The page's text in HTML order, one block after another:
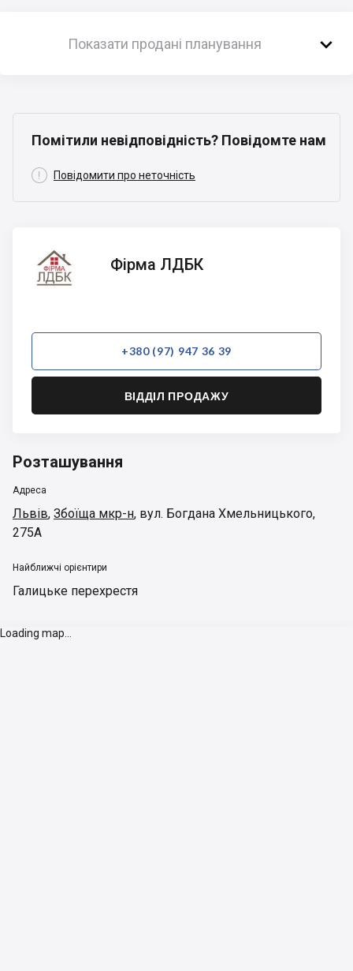
Показати продані планування 
Помітили невідповідність? Повідомте нам
 Повідомити про неточність
Фірма
ЛДБК
Фірма ЛДБК
+380 (97) 947 36 39
ВІДДІЛ ПРОДАЖУ
Розташування
Адреса
Львів, Збоїща мкр-н, вул. Богдана Хмельницького,
275А
Найближчі орієнтири
Галицьке перехрестя
Loading map...